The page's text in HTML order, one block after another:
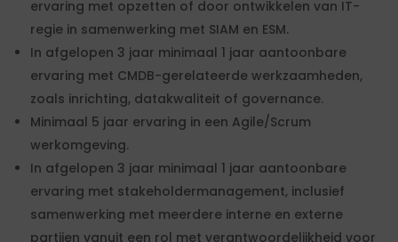
ervaring met opzetten of door ontwikkelen van IT-
regie in samenwerking met SIAM en ESM.
In afgelopen 3 jaar minimaal 1 jaar aantoonbare
ervaring met CMDB-gerelateerde werkzaamheden,
zoals inrichting, datakwaliteit of governance.
Minimaal 5 jaar ervaring in een Agile/Scrum
werkomgeving.
In afgelopen 3 jaar minimaal 1 jaar aantoonbare
ervaring met stakeholdermanagement, inclusief
samenwerking met meerdere interne en externe
partijen vanuit een rol met verantwoordelijkheid voor